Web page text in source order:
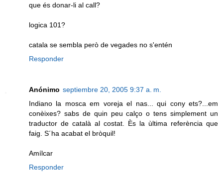
que és donar-li al call?
logica 101?
catala se sembla però de vegades no s'entén
Responder
Anónimo septiembre 20, 2005 9:37 a. m.
Indiano la mosca em voreja el nas... qui cony ets?...em
conèixes? sabs de quin peu calço o tens simplement un
traductor de català al costat. Ès la ùltima referència que
faig. S´ha acabat el bròquil!
Amílcar
Responder